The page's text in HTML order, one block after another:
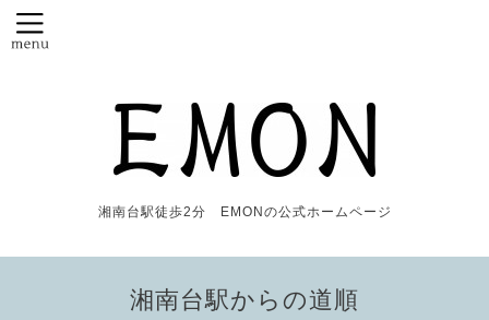
湘南台駅徒歩2分 EMONの公式ホームページ
湘南台駅からの道順